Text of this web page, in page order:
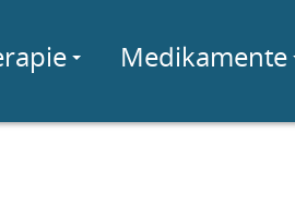
Medikamente